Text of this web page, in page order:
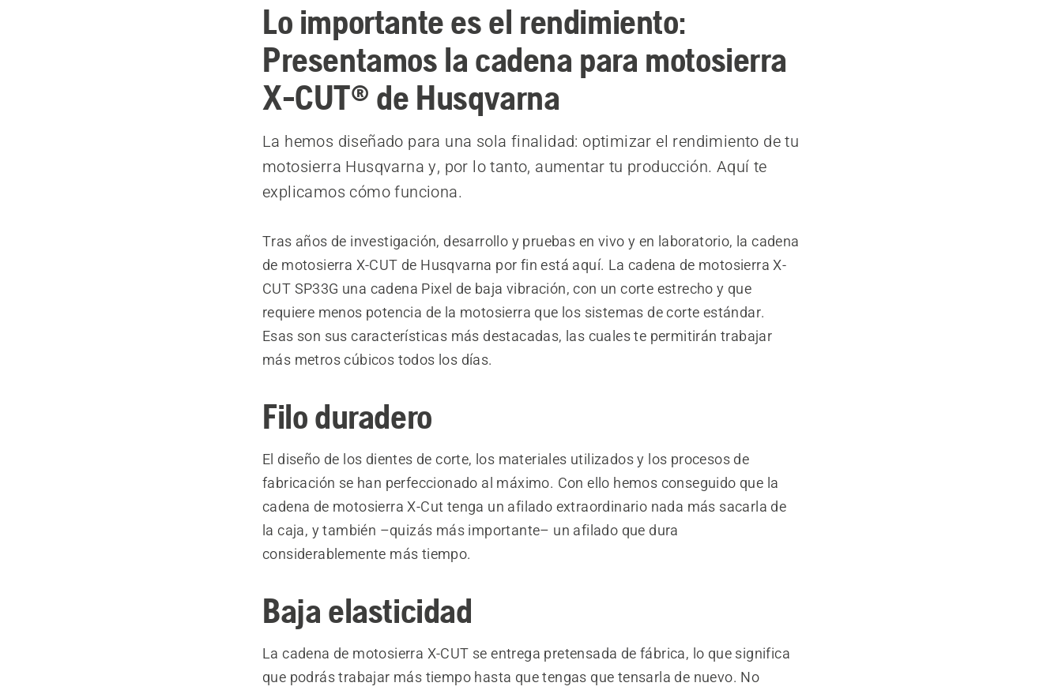
Lo importante es el rendimiento:
Presentamos la cadena para motosierra
X-CUT® de Husqvarna
La hemos diseñado para una sola finalidad: optimizar el rendimiento de tu
motosierra Husqvarna y, por lo tanto, aumentar tu producción. Aquí te
explicamos cómo funciona.
Tras años de investigación, desarrollo y pruebas en vivo y en laboratorio, la cadena
de motosierra X-CUT de Husqvarna por fin está aquí. La cadena de motosierra X-
CUT SP33G una cadena Pixel de baja vibración, con un corte estrecho y que
requiere menos potencia de la motosierra que los sistemas de corte estándar.
Esas son sus características más destacadas, las cuales te permitirán trabajar
más metros cúbicos todos los días.
Filo duradero
El diseño de los dientes de corte, los materiales utilizados y los procesos de
fabricación se han perfeccionado al máximo. Con ello hemos conseguido que la
cadena de motosierra X-Cut tenga un afilado extraordinario nada más sacarla de
la caja, y también –quizás más importante– un afilado que dura
considerablemente más tiempo.
Baja elasticidad
La cadena de motosierra X-CUT se entrega pretensada de fábrica, lo que significa
que podrás trabajar más tiempo hasta que tengas que tensarla de nuevo. No